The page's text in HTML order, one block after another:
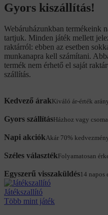
Gyors kiszállítás!
Webáruházunkban termékeink
tartjuk. Minden játék mellett
raktárról: ebben az esetben
munkanapra kell számítani.
termék nem érhető el saját
szállítás.
Kedvező árakKiváló ár-érték
Gyors szállításHázhoz vagy
Napi akciókAkár 70%
Széles választékFolyamatosan
Egyszerű visszaküldés14 napos
Játékszallító
Több mint játék